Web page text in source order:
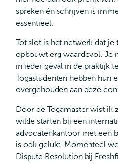
spreken én schrijven is
essentieel.
Tot slot is het netwerk dat je
opbouwt erg waardevol. Je
in ieder geval in de praktijk
Togastudenten hebben hun
overgehouden aan deze
Door de Togamaster wist ik
wilde starten bij een
advocatenkantoor met een
is ook gelukt. Momenteel
Dispute Resolution bij